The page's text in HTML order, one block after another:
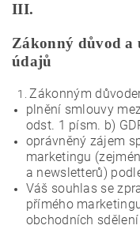
III.
Zákonný důvod a
údajů
Zákonným
plnění smlouvy
odst. 1 písm. b)
oprávněný zájem
marketingu
a newsletterů)
Váš souhlas se
přímého
obchodních